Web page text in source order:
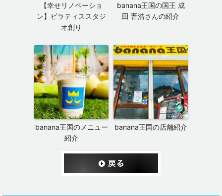
【幸せリノベーショ
ン】ピラティススタジ
オ創り
banana王国の国王 成
田 晋浩さんの紹介
banana王国のメニュー
紹介
banana王国の店舗紹介